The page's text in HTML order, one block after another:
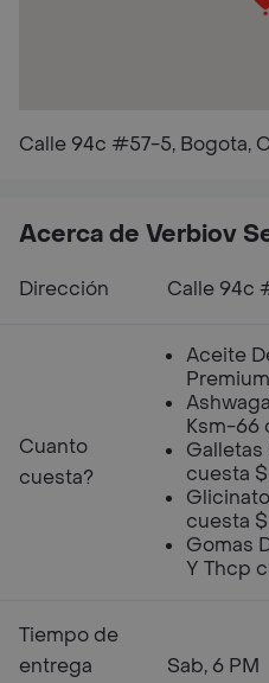
Calle 94c #57-5, Bogota,
Acerca de Verbiov
Dirección Calle 94c
Cuanto
cuesta?
Aceite
Ksm-66
Galletas
cuesta
cuesta
Gomas
Y Thcp
Tiempo de
entrega
Sab, 6 PM